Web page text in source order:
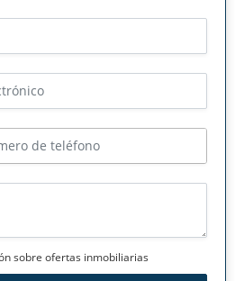
sobre ofertas inmobiliarias